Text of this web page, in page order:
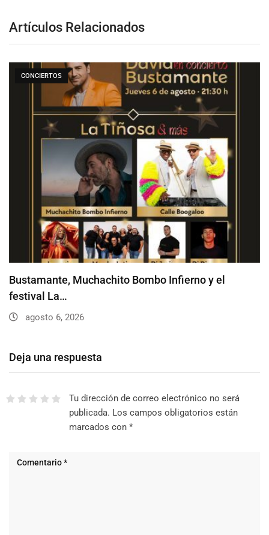
Artículos Relacionados
CONCIERTOS
Bustamante, Muchachito Bombo Infierno y el
festival La…
agosto 6, 2026
Deja una respuesta
Tu dirección de correo electrónico no será
publicada. Los campos obligatorios están
marcados con *